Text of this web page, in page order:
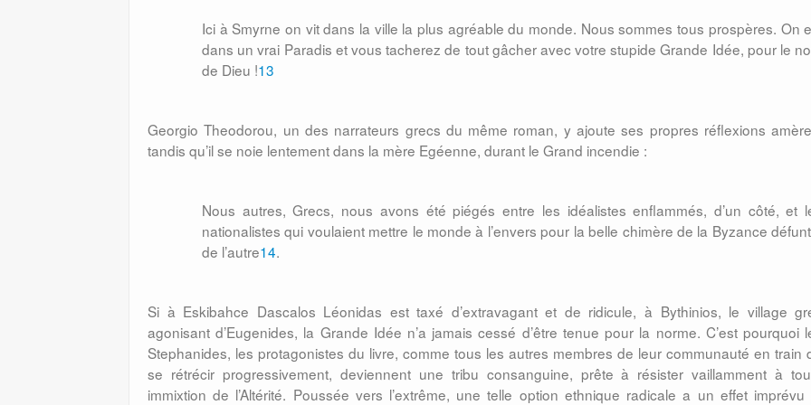
Ici à Smyrne on vit dans la ville la plus agréable du monde. Nous sommes tous prospères. On
dans un vrai Paradis et vous tacherez de tout gâcher avec votre stupide Grande Idée, pour le
de Dieu !13
Georgio Theodorou, un des narrateurs grecs du même roman, y ajoute ses propres réflexions
tandis qu’il se noie lentement dans la mère Egéenne, durant le Grand incendie :
Nous autres, Grecs, nous avons été piégés entre les idéalistes enflammés, d’un côté, et
nationalistes qui voulaient mettre le monde à l’envers pour la belle chimère de la Byzance
de l’autre14.
Si à Eskibahce Dascalos Léonidas est taxé d’extravagant et de ridicule, à Bythinios, le village
agonisant d’Eugenides, la Grande Idée n’a jamais cessé d’être tenue pour la norme. C’est pourquoi
Stephanides, les protagonistes du livre, comme tous les autres membres de leur communauté en train
se rétrécir progressivement, deviennent une tribu consanguine, prête à résister vaillamment à
immixtion de l’Altérité. Poussée vers l’extrême, une telle option ethnique radicale a un effet imprévu